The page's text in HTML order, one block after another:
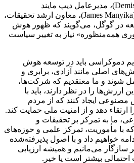
دمیس حسابیس (Demis Hassabis)، مدیرعامل دیپ مایند
(DeepMind) و جیمز مانیکا (James Manyika)، معاون ارشد تحقیقات،
در گوگل، می‌گویند که ظهور هوش
همه‌منظوره» نیاز به تغییر سیاست
دموکراسی‌ باید در توسعه هوش
اصلی مانند آزادی، برابری و
شوند و ما معتقدیم که شرکت‌ها،
ارزش‌ها را در نظر دارند، باید با
مصنوعی ایجاد کنند که از مردم
دهد و از امنیت ملی حمایت کند.
ما به تمرکز بر تحقیقات و
با مأموریت، تمرکز علمی و حوزه‌های
خواهیم داد و با اصول پذیرفته‌شده
می‌مانیم و همیشه ارزیابی
بیشتر است یا خیر.